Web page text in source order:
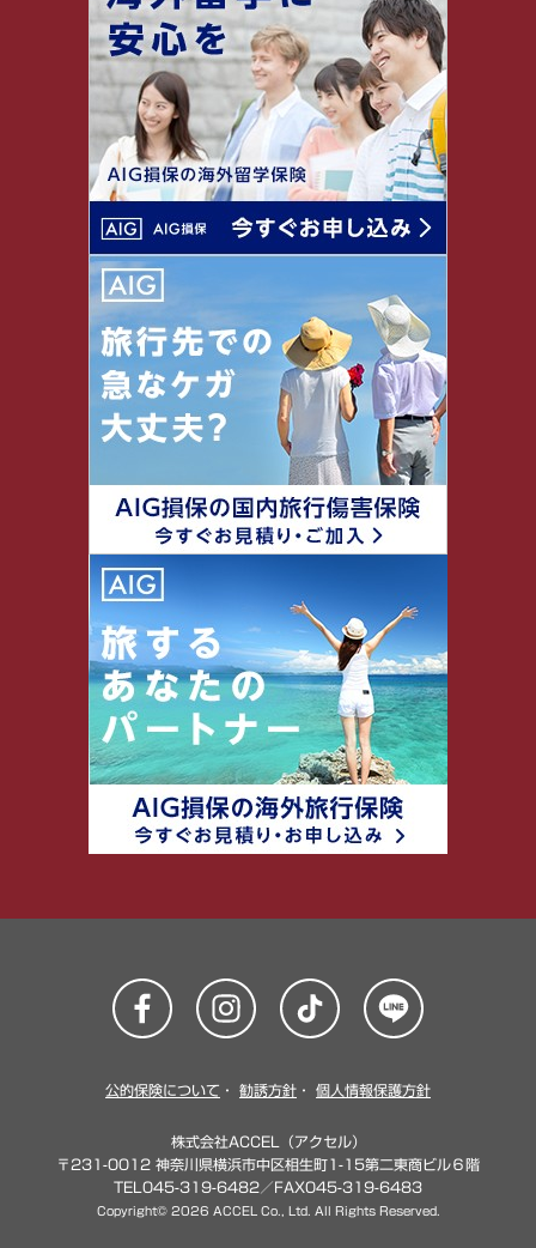
公的保険について ・ 勧誘方針 ・ 個人情報保護方針
株式会社ACCEL（アクセル）
〒231-0012 神奈川県横浜市中区相生町1-15第二東商ビル６階
TEL045-319-6482／FAX045-319-6483
Copyright© 2026 ACCEL Co., Ltd. All Rights Reserved.